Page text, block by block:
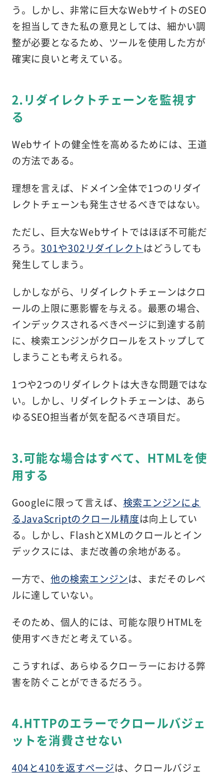
う。しかし、非常に巨大なWebサイトのSEO
を担当してきた私の意見としては、細かい調
整が必要となるため、ツールを使用した方が
確実に良いと考えている。
2.リダイレクトチェーンを監視す
る
Webサイトの健全性を高めるためには、王道
の方法である。
理想を言えば、ドメイン全体で1つのリダイ
レクトチェーンも発生させるべきではない。
ただし、巨大なWebサイトではほぼ不可能だ
ろう。301や302リダイレクト はどうしても
発生してしまう。
しかしながら、リダイレクトチェーンはクロ
ールの上限に悪影響を与える。最悪の場合、
インデックスされるべきページに到達する前
に、検索エンジンがクロールをストップして
しまうことも考えられる。
1つや2つのリダイレクトは大きな問題ではな
い。しかし、リダイレクトチェーンは、あら
ゆるSEO担当者が気を配るべき項目だ。
3.可能な場合はすべて、HTMLを使
用する
Googleに限って言えば、 検索エンジンによ
るJavaScriptのクロール精度は向上してい
る。しかし、FlashとXMLのクロールとイン
デックスには、まだ改善の余地がある。
一方で、 他の検索エンジンは、まだそのレベ
ルに達していない。
そのため、個人的には、可能な限りHTMLを
使用すべきだと考えている。
こうすれば、あらゆるクローラーにおける弊
害を防ぐことができるだろう。
4.HTTPのエラーでクロールバジェ
ットを消費させない
404と410を返すページは、クロールバジェ